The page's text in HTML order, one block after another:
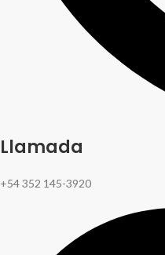
Llamada
+54 352 145-3920